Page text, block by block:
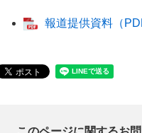
報道提供資料（